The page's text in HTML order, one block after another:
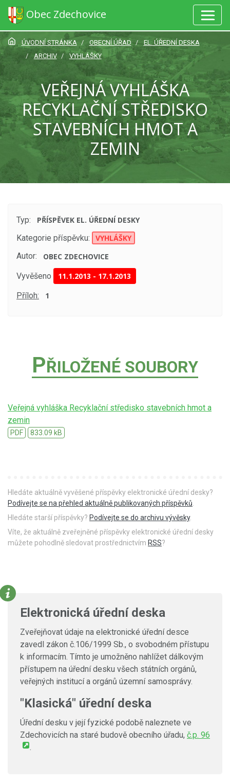
Obec Zdechovice
ÚVODNÍ STRÁNKA OBECNÍ ÚŘAD
EL. ÚŘEDNÍ DESKA
ARCHIV
VYHLÁŠKY
VEŘEJNÁ VYHLÁŠKA
RECYKLAČNÍ STŘEDISKO
STAVEBNÍCH HMOT A
ZEMIN
Typ:
PŘÍSPĚVEK EL. ÚŘEDNÍ DESKY
Kategorie příspěvku:
VYHLÁŠKY
Autor:
OBEC ZDECHOVICE
Vyvěšeno 11.1.2013 - 17.1.2013
Příloh: 1
PŘILOŽENÉ SOUBORY
Veřejná vyhláška Recyklační středisko stavebních hmot a
zemin
PDF 833.09 kB
Hledáte aktuálně vyvěšené příspěvky elektronické úřední desky?
Podívejte se na přehled aktuálně publikovaných příspěvků
Hledáte starší příspěvky? Podívejte se do archivu vývěsky.
Víte, že aktuálně zveřejněné příspěvky elektronické úřední desky
můžete pohodlně sledovat prostřednictvím RSS?
Elektronická úřední deska
Zveřejňovat údaje na elektronické úřední desce
zavedl zákon č.106/1999 Sb., o svobodném přístupu
k informacím. Tímto je umožněno nahlížet dálkovým
přístupem na úřední desku všech státních orgánů,
veřejných institucí a orgánů územní samosprávy.
"Klasická" úřední deska
Úřední desku v její fyzické podobě naleznete ve
Zdechovicích na staré budově obecního úřadu, č.p. 96
.